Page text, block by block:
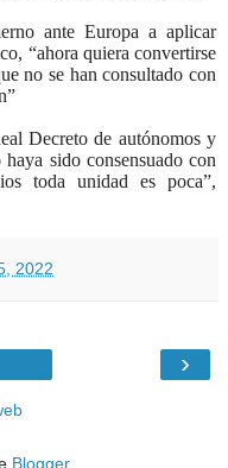
ante Europa a aplicar
“ahora quiera convertirse
no se han consultado con
Decreto de autónomos y
sido consensuado con
toda unidad es poca”,
2022
›
Blogger.